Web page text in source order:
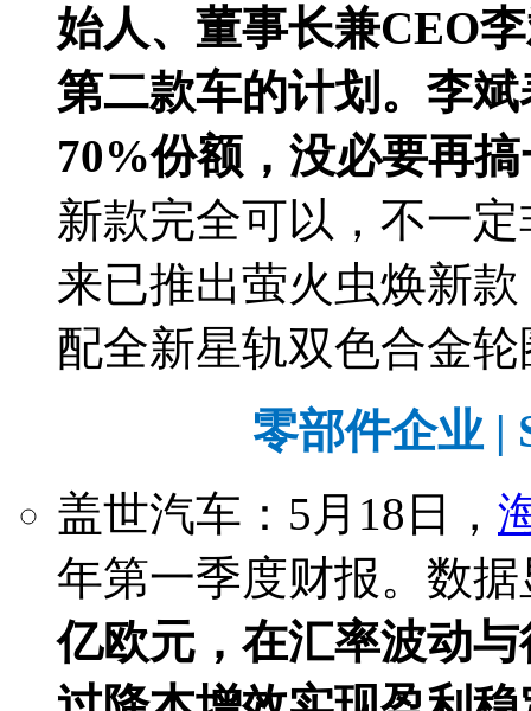
始人、董事长兼CEO
第二款车的计划。 李斌
70%份额，没必要再
新款完全可以，不一
来已推出萤火虫焕新
配全新星轨双色合金轮
零部件企业 |
盖世汽车：5月18日，
年第一季度财报。数
亿欧元，在汇率波动